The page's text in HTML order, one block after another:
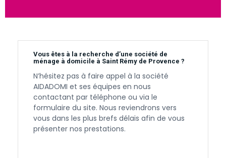
Vous êtes à la recherche d’une société de
ménage à domicile à Saint Rémy de Provence ?
N’hésitez pas à faire appel à la société
AIDADOMI et ses équipes en nous
contactant par téléphone ou via le
formulaire du site. Nous reviendrons vers
vous dans les plus brefs délais afin de vous
présenter nos prestations.